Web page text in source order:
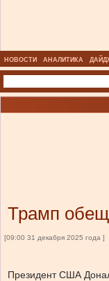
НОВОСТИ АНАЛИТИКА
Трамп
[09:00 31 декабря 2025 года ]
Президент США